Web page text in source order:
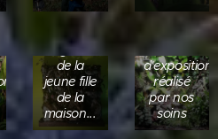
est une
idée
originale
de la
jeune fille
de la
maison...
Petit
d'exposition
réalisé
par nos
soins